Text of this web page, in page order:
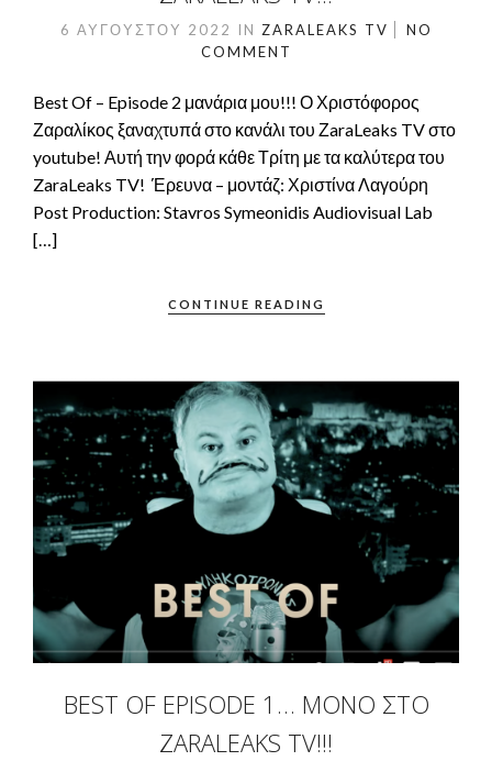
6 ΑΥΓΟΎΣΤΟΥ 2022 IN ZARALEAKS TV
NO
COMMENT
Best Of – Episode 2 μανάρια μου!!! Ο Χριστόφορος
Ζαραλίκος ξαναχτυπά στο κανάλι του ΖaraLeaks TV στο
youtube! Αυτή την φορά κάθε Τρίτη με τα καλύτερα του
ZaraLeaks TV! Έρευνα – μοντάζ: Χριστίνα Λαγούρη
Post Production: Stavros Symeonidis Audiovisual Lab
[…]
CONTINUE READING
BEST OF EPISODE 1… ΜΌΝΟ ΣΤΟ
ZARALEAKS TV!!!